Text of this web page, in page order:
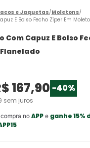
e Jaquetas Moletons
E Bolso Fecho Zíper Em
Com Capuz E Bolso
167,90 -40%
sem juros
no APPe ganhe 15%